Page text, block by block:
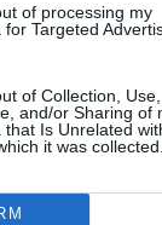
of processing my
Targeted
of Collection, Use,
and/or Sharing of
that Is Unrelated
it was collected.
y
de carencia
créditos.
a la morosidad
de